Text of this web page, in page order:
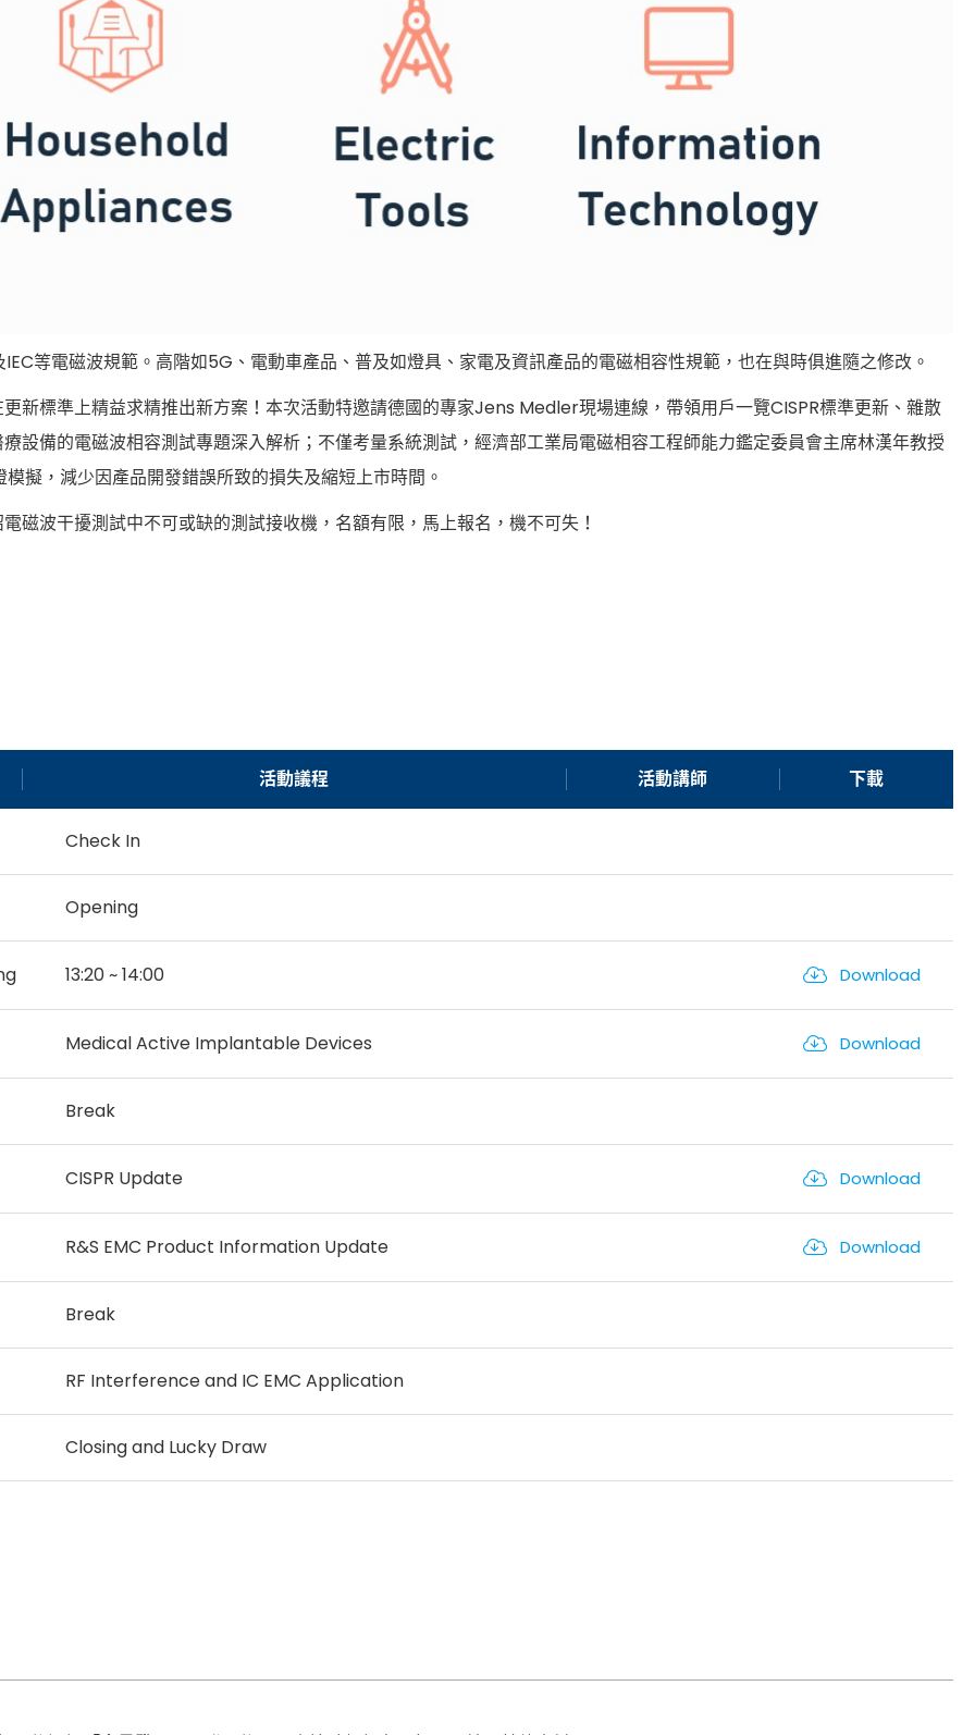
等電磁波規範。高階如5G、電動車產品、普及如燈具、家電及資訊產品的電磁相容性規範，也在與時俱進隨之修改。
新標準上精益求精推出新方案！本次活動特邀請德國的專家Jens Medler現場連線，帶領用戶一覽CISPR標準更新、雜散
設備的電磁波相容測試專題深入解析；不僅考量系統測試，經濟部工業局電磁相容工程師能力鑑定委員會主席林漢年教授
擬，減少因產品開發錯誤所致的損失及縮短上市時間。
波干擾測試中不可或缺的測試接收機，名額有限，馬上報名，機不可失！
活動議程 活動講師 下載
Check In
Opening
13:20 ~ 14:00 Download
Medical Active Implantable Devices Download
Break
CISPR Update Download
R&S EMC Product Information Update Download
Break
RF Interference and IC EMC Application
Closing and Lucky Draw